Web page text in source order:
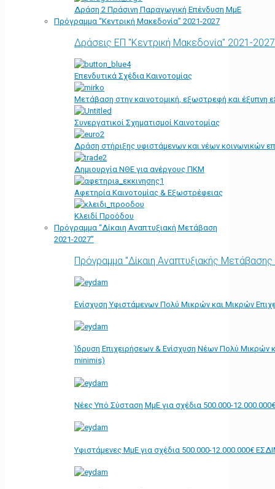
Δράση 2 Πράσινη Παραγωγική Επένδυση ΜμΕ
Πρόγραμμα “Κεντρική Μακεδονία” 2021-2027
Δράσεις ΕΠ "Κεντρική Μακεδονία" 2021-2027
Επενδυτικά Σχέδια Καινοτομίας
Μετάβαση στην καινοτομική, εξωστρεφή και έξυπνη
Συνεργατικοί Σχηματισμοί Καινοτομίας
Δράση στήριξης υφιστάμενων και νέων κοινωνικών
Δημιουργία ΝΘΕ για ανέργους ΠΚΜ
Αφετηρία Kαινοτομίας & Εξωστρέφειας
Κλειδί Προόδου
Πρόγραμμα “Δίκαιη Αναπτυξιακή Μετάβαση
2021-2027”
Πρόγραμμα "Δίκαιη Αναπτυξιακής
Ενίσχυση Υφιστάμενων Πολύ Μικρών και Μικρών
Ίδρυση Επιχειρήσεων & Ενίσχυση Νέων Πολύ Μικρών
minimis)
Νέες Υπό Σύσταση ΜμΕ για σχέδια 500.000-
Υφιστάμενες ΜμΕ για σχέδια 500.000-12.000.000€